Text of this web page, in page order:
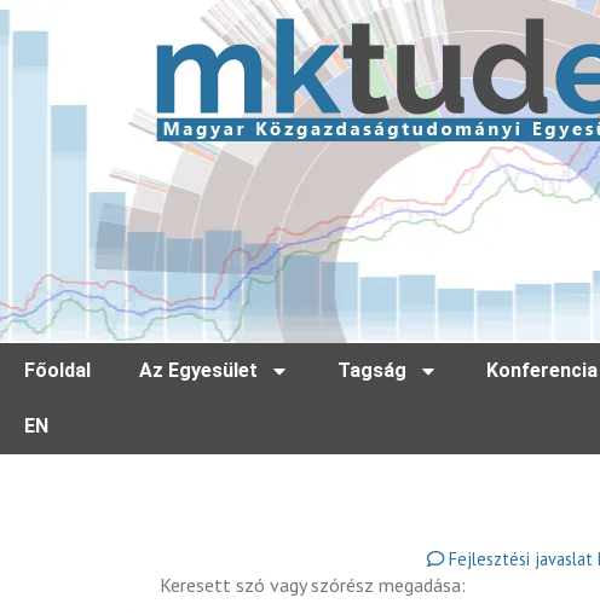
Főoldal Az Egyesület Tagság Konferencia
EN
Fejlesztési javaslat
Keresett szó vagy szórész megadása: